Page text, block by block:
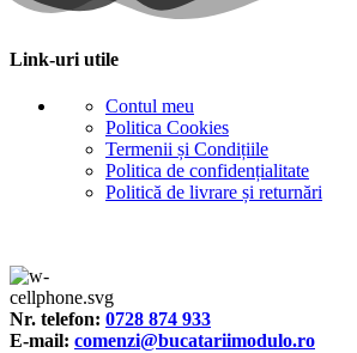
Link-uri utile
Contul meu
Politica Cookies
Termenii și Condițiile
Politica de confidențialitate
Politică de livrare și returnări
Nr. telefon: 0728 874 933
E-mail: comenzi@bucatariimodulo.ro